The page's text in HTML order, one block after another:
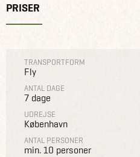
PRISER
TRANSPORTFORM
Fly
ANTAL DAGE
7 dage
UDREJSE
København
ANTAL PERSONER
min. 10 personer